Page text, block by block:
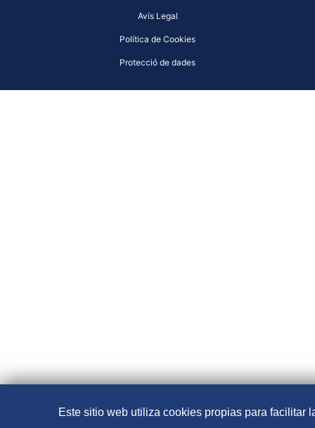
Avís Legal
Política de Cookies
Protecció de dades
Este sitio web utiliza cookies propias para facilitar